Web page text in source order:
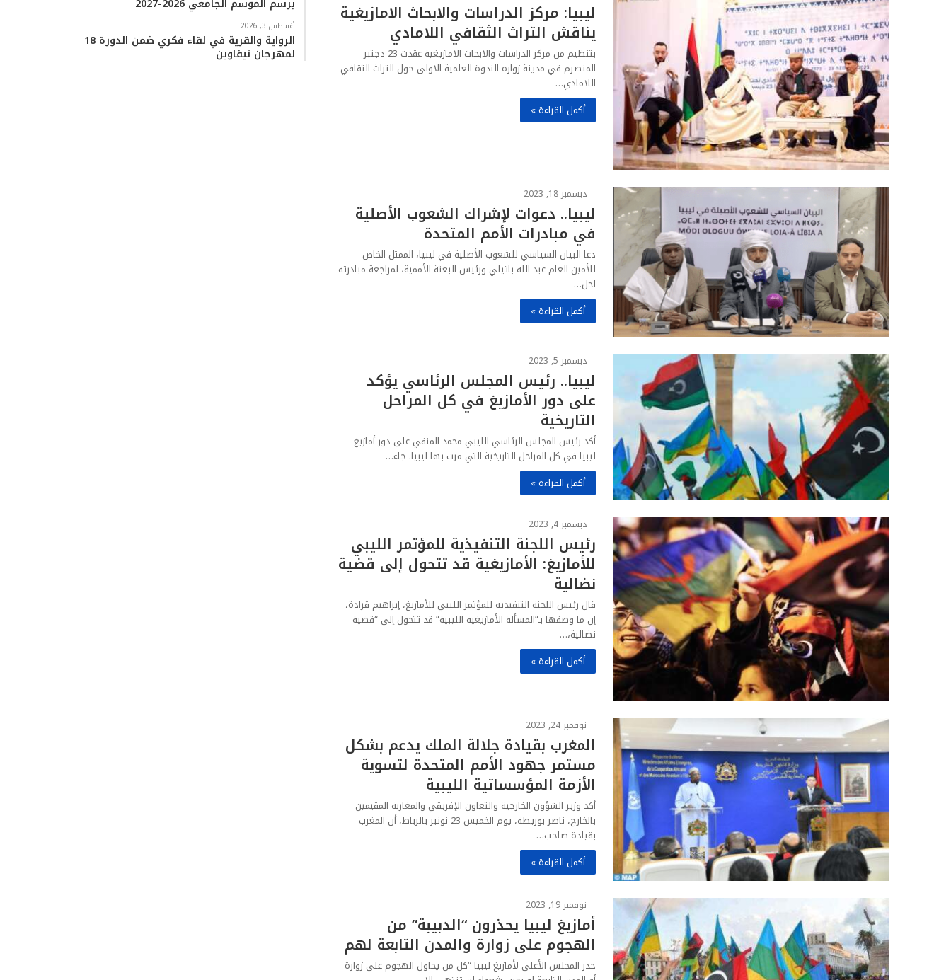
ليبيا: مركز الدراسات والابحاث الامازيغية
يناقش التراث الثقافي اللامادي
بتنظيم من مركز الدراسات والابحاث الامازيغية عقدت 23 دجتبر
المنصرم في مدينة زواره الندوة العلمية الاولى حول التراث الثقافي
اللامادي…
أكمل القراءة »
ديسمبر 18, 2023
ليبيا.. دعوات لإشراك الشعوب الأصلية
في مبادرات الأمم المتحدة
دعا البيان السياسي للشعوب الأصلية في ليبيا، الممثل الخاص
للأمين العام عبد الله باتيلي ورئيس البعثة الأممية، لمراجعة مبادرته
لحل…
أكمل القراءة »
ديسمبر 5, 2023
ليبيا.. رئيس المجلس الرئاسي يؤكد
على دور الأمازيغ في كل المراحل
التاريخية
أكد رئيس المجلس الرئاسي الليبي محمد المنفي على دور أمازيغ
ليبيا في كل المراحل التاريخية التي مرت بها ليبيا. جاء…
أكمل القراءة »
ديسمبر 4, 2023
رئيس اللجنة التنفيذية للمؤتمر الليبي
للأمازيغ: الأمازيغية قد تتحول إلى قضية
نضالية
قال رئيس اللجنة التنفيذية للمؤتمر الليبي للأمازيغ، إبراهيم قرادة،
إن ما وصفها بـ”المسألة الأمازيغية الليبية” قد تتحول إلى “قضية
نضالية،…
أكمل القراءة »
نوفمبر 24, 2023
المغرب بقيادة جلالة الملك يدعم بشكل
مستمر جهود الأمم المتحدة لتسوية
الأزمة المؤسساتية الليبية
أكد وزير الشؤون الخارجية والتعاون الإفريقي والمغاربة المقيمين
بالخارج، ناصر بوريطة، يوم الخميس 23 نونبر بالرباط، أن المغرب
بقيادة صاحب…
أكمل القراءة »
نوفمبر 19, 2023
أمازيغ ليبيا يحذرون “الدبيبة” من
الهجوم على زوارة والمدن التابعة لهم
حذر المجلس الأعلى لأمازيغ ليبيا “كل من يحاول الهجوم على زوارة
أغسطس 3, 2026
الرواية والقرية في لقاء فكري ضمن الدورة 18
لمهرجان تيفاوين